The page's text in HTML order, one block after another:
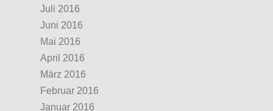
Juli 2016
Juni 2016
Mai 2016
April 2016
März 2016
Februar 2016
Januar 2016